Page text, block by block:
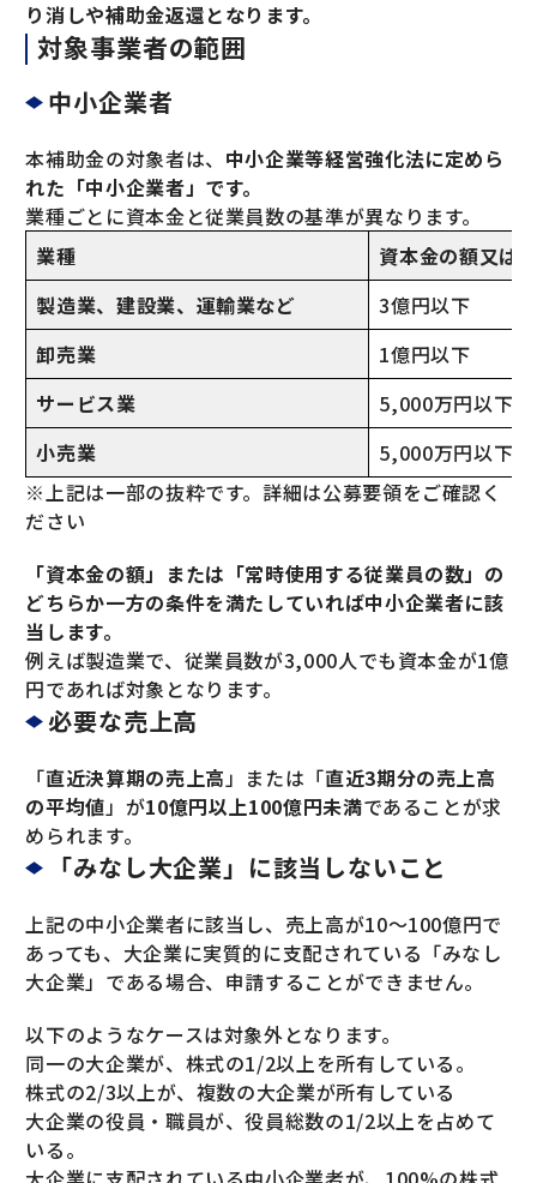
り消しや補助金返還となります。
対象事業者の範囲
中小企業者
本補助金の対象者は、 中小企業等経営強化法に定めら
れた「中小企業者」です。
業種ごとに資本金と従業員数の基準が異なります。
業種
資本金の額又は
製造業、建設業、運輸業など
3億円以下
卸売業
1億円以下
サービス業
5,000万円以下
小売業
5,000万円以下
※上記は一部の抜粋です。詳細は公募要領をご確認く
ださい
「資本金の額」または「常時使用する従業員の数」の
どちらか一方の条件を満たしていれば中小企業者に該
当します。
例えば製造業で、従業員数が3,000人でも資本金が1億
円であれば対象となります。
必要な売上高
「直近決算期の売上高」または「直近3期分の売上高
の平均値」が10億円以上100億円未満であることが求
められます。
「みなし大企業」に該当しないこと
上記の中小企業者に該当し、売上高が10～100億円で
あっても、大企業に実質的に支配されている「みなし
大企業」である場合、申請することができません。
以下のようなケースは対象外となります。
同一の大企業が、株式の1/2以上を所有している。
株式の2/3以上が、複数の大企業が所有している
大企業の役員・職員が、役員総数の1/2以上を占めて
いる。